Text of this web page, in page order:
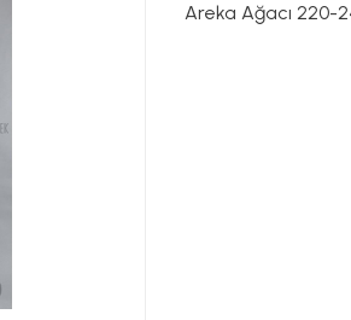
Areka Ağacı 220-